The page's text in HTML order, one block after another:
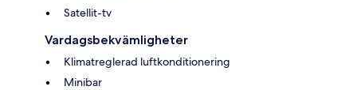
Satellit-tv
Vardagsbekvämligheter
Klimatreglerad luftkonditionering
Minibar